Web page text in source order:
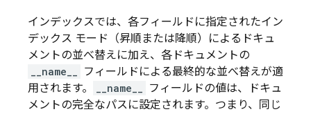
インデックスでは、各フィールドに指定されたイン
デックス モード（昇順または降順）によるドキュ
メントの並べ替えに加え、各ドキュメントの
__name__
フィールドによる最終的な並べ替えが適
用されます。
__name__
フィールドの値は、ドキュ
メントの完全なパスに設定されます。つまり、同じ